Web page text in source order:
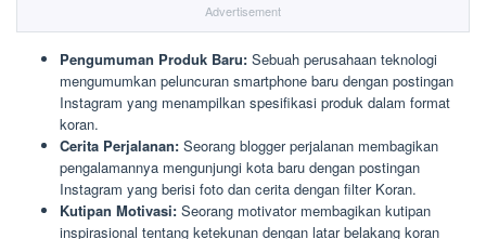
Advertisement
Pengumuman Produk Baru: Sebuah perusahaan teknologi
mengumumkan peluncuran smartphone baru dengan postingan
Instagram yang menampilkan spesifikasi produk dalam format
koran.
Cerita Perjalanan: Seorang blogger perjalanan membagikan
pengalamannya mengunjungi kota baru dengan postingan
Instagram yang berisi foto dan cerita dengan filter Koran.
Kutipan Motivasi: Seorang motivator membagikan kutipan
inspirasional tentang ketekunan dengan latar belakang koran